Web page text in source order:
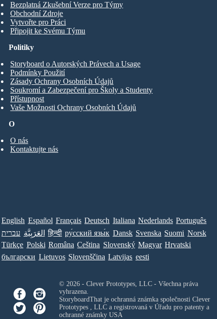
Bezplatná Zkušební Verze pro Týmy
Obchodní Zdroje
Vytvořte pro Práci
Připojit ke Svému Týmu
O
O nás
Kontaktujte nás
Politiky
Storyboard o Autorských Právech a Usage
Podmínky Použití
Zásady Ochrany Osobních Údajů
Soukromí a Zabezpečení pro Školy a Studenty
Přístupnost
Vaše Možnosti Ochrany Osobních Údajů
English Español Français Deutsch Italiana Nederlands Português
עברית العَرَبِيَّة हिन्दी ру́сский язы́к Dansk Svenska Suomi Norsk
Türkçe Polski Româna Ceština Slovenský Magyar Hrvatski
български Lietuvos Slovenščina Latvijas eesti
© 2026 - Clever Prototypes, LLC - Všechna práva
vyhrazena.
StoryboardThat je ochranná známka společnosti Clever
Prototypes , LLCa registrovaná v Úřadu pro patenty a
ochranné známky USA